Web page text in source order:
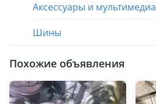
Аксессуары и мультимедиа
Шины
Похожие объявления